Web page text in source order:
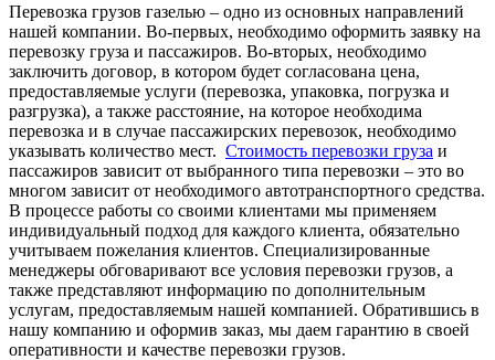
Перевозка грузов газелью – одно из основных направлений
нашей компании. Во-первых, необходимо оформить заявку на
перевозку груза и пассажиров. Во-вторых, необходимо
заключить договор, в котором будет согласована цена,
предоставляемые услуги (перевозка, упаковка, погрузка и
разгрузка), а также расстояние, на которое необходима
перевозка и в случае пассажирских перевозок, необходимо
указывать количество мест. Стоимость перевозки груза и
пассажиров зависит от выбранного типа перевозки – это во
многом зависит от необходимого автотранспортного средства.
В процессе работы со своими клиентами мы применяем
индивидуальный подход для каждого клиента, обязательно
учитываем пожелания клиентов. Специализированные
менеджеры обговаривают все условия перевозки грузов, а
также представляют информацию по дополнительным
услугам, предоставляемым нашей компанией. Обратившись в
нашу компанию и оформив заказ, мы даем гарантию в своей
оперативности и качестве перевозки грузов.